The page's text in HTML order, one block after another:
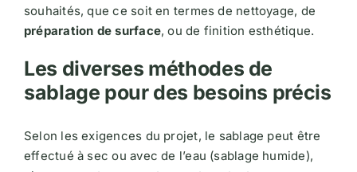
souhaités, que ce soit en termes de nettoyage, de
préparation de surface, ou de finition esthétique​​​​.
Les diverses méthodes de
sablage pour des besoins précis
Selon les exigences du projet, le sablage peut être
effectué à sec ou avec de l’eau (sablage humide),